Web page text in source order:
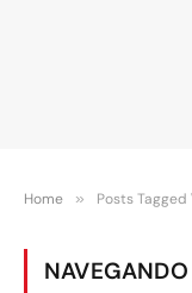
Home » Posts Tagged